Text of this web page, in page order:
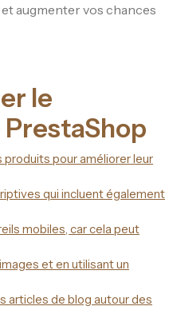
augmenter vos chances
le
pour améliorer leur
qui incluent également
mobiles, car cela peut
et en utilisant un
articles de blog autour des